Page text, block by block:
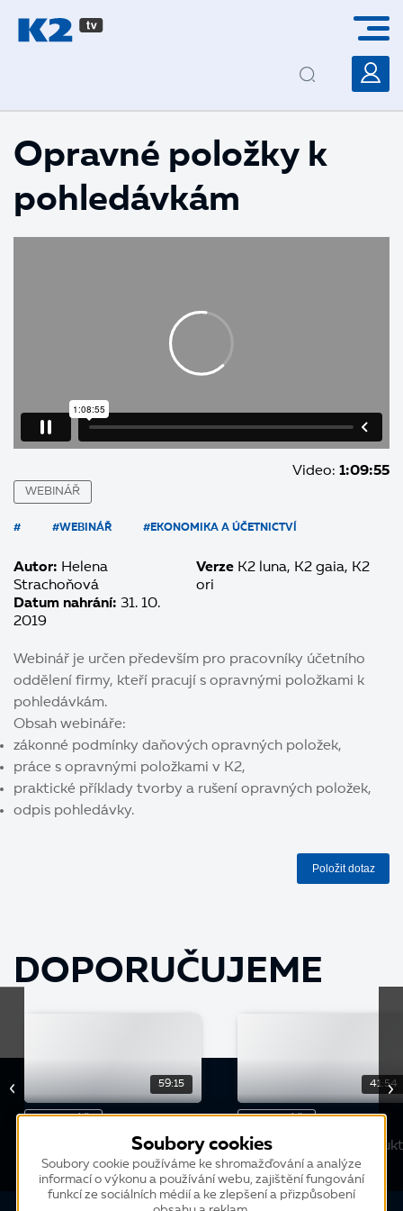
Opravné položky k
pohledávkám
Video: 1:09:55
WEBINÁŘ
# #WEBINÁŘ #EKONOMIKA A ÚČETNICTVÍ
Autor: Helena
Strachoňová
Datum nahrání: 31. 10.
2019
Verze K2 luna K2 gaia
K2
ori
Webinář je určen především pro pracovníky účetního
oddělení firmy, kteří pracují s opravnými položkami k
pohledávkám.
Obsah webináře:
zákonné podmínky daňových opravných položek,
práce s opravnými položkami v K2,
praktické příklady tvorby a rušení opravných položek,
odpis pohledávky.
Položit dotaz
DOPORUČUJEME
59:15
Údržba strojů a servisní
služby v K2
41:54
Vzdálená správa
K2
Soubory cookies
Soubory cookie používáme ke shromažďování a analýze
informací o výkonu a používání webu, zajištění fungování
funkcí ze sociálních médií a ke zlepšení a přizpůsobení